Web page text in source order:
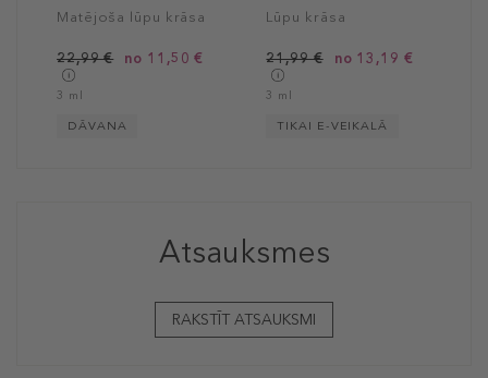
Matējoša lūpu krāsa
22,99 € no 11,50 €
3 ml
DĀVANA
Lūpu krāsa
21,99 € no 13,19 €
3 ml
TIKAI E-VEIKALĀ
Atsauksmes
RAKSTĪT ATSAUKSMI